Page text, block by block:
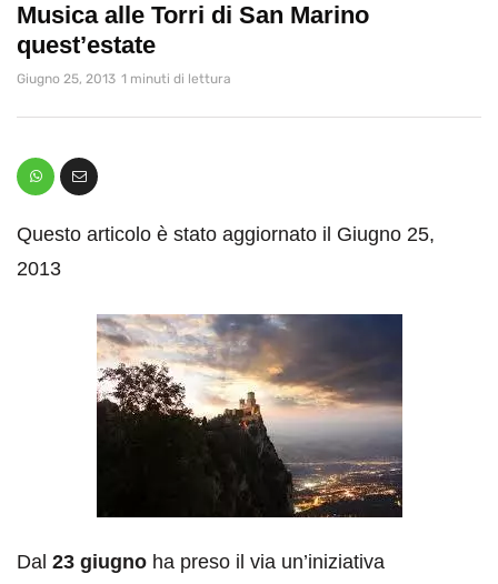
Musica alle Torri di San Marino
quest’estate
Giugno 25, 2013 1 minuti di lettura
Questo articolo è stato aggiornato il Giugno 25,
2013
Dal 23 giugno ha preso il via un’iniziativa